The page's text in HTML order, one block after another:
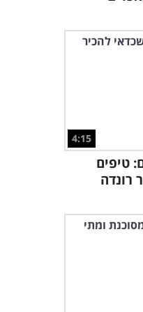
נכונה
4:15
טיפים
רונדה